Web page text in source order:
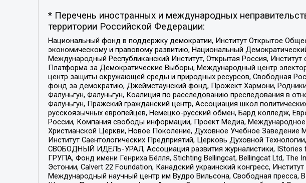
* Перечень иностранных и международных
территории Российской Федерации:
Национальный фонд в поддержку демократии, Институт Открытое
экономическому и правовому развитию, Национальный
Международный Республиканский Институт, Открытая Россия,
Платформа за Демократические Выборы, Международный центр
центр защиты окружающей среды и природных ресурсов, Свободная
фонд за демократию, Джеймстаунский фонд, Прожект Хармони,
Фалуньгун, Фалуньгун, Коалиция по расследованию преследования в
Фалуньгун, Пражский гражданский центр, Ассоциация школ
русскоязычных европейцев, Немецко-русский обмен, Бард колледж,
России, Компания свободы информации, Проект Медиа, Международное
Христианской Церкви, Новое Поколение, Духовное Учебное
Институт Саентологических Предприятий, Церковь Духовной
СВОБОДНЫЙ ИДЕЛЬ-УРАЛ, Ассоциация развития журналистики,
ГРУПА, Фонд имени Генриха Бёлля, Stichting Bellingcat, Bellingcat Ltd,
Эстонии, Calvert 22 Foundation, Канадский украинский конгресс,
Международный научный центр им Вудро Вильсона, Свободная пресса,